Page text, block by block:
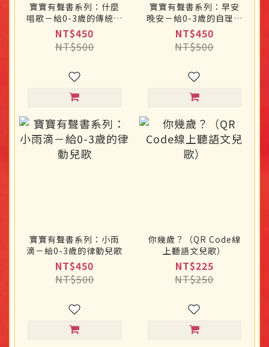
寶寶有聲書系列：什麼
唱歌－給0-3歲的傳統兒
歌
NT$450
NT$500
寶寶有聲書系列：早安
晚安－給0-3歲的自理兒
歌
NT$450
NT$500
寶寶有聲書系列：小雨
滴－給0-3歲的律動兒歌
NT$450
NT$500
你幾歲？（QR Code線
上聽語文兒歌）
NT$225
NT$250